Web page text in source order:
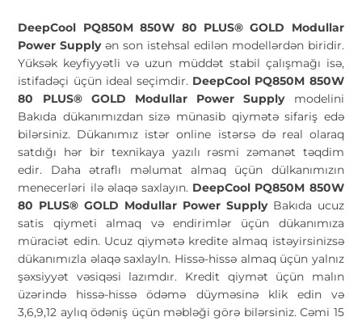
DeepCool PQ850M 850W 80 PLUS® GOLD Modullar
Power Supplyən son istehsal edilən modellərdən biridir.
Yüksək keyfiyyətli və uzun müddət stabil çalışmağı isə,
istifadəçi üçün ideal seçimdir. DeepCool PQ850M 850W
80 PLUS® GOLD Modullar Power Supplymodelini
Bakıda dükanımızdan sizə münasib qiymətə sifariş edə
bilərsiniz. Dükanımız istər online istərsə də real olaraq
satdığı hər bir texnikaya yazılı rəsmi zəmanət təqdim
edir. Daha ətraflı məlumat almaq üçün dülkanımızın
menecerləri ilə əlaqə saxlayın. DeepCool PQ850M 850W
80 PLUS® GOLD Modullar Power Supply Bakıda ucuz
satis qiymeti almaq və endirimlər üçün dükanımıza
müraciət edin. Ucuz qiymətə kredite almaq istəyirsinizsə
dükanımızla əlaqə saxlayln. Hissə-hissə almaq üçün yalnız
şəxsiyyət vəsiqəsi lazımdır. Kredit qiymət üçün malın
üzərində hissə-hissə ödəmə düyməsinə klik edin və
3,6,9,12 aylıq ödəniş üçün məbləği görə bilərsiniz. Cəmi 15